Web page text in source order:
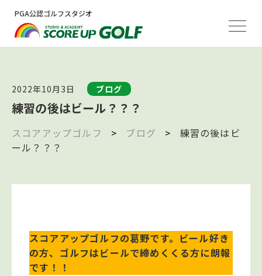
PGA公認ゴルフスタジオ
2022年10月3日 ブログ
練習の後はビール？？？
スコアアップゴルフ > ブログ >
練習の後はビ
ール？？？
スコアアップゴルフの葛野です。ビール好き
の方、ゴルフはビールで締めくくる方に朗報
です！！